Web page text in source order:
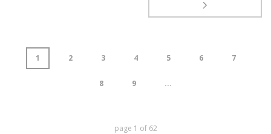
1 2 3 4 5 6 7
8 9 ...
page 1 of 62